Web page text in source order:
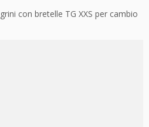
con bretelle TG XXS per cambio